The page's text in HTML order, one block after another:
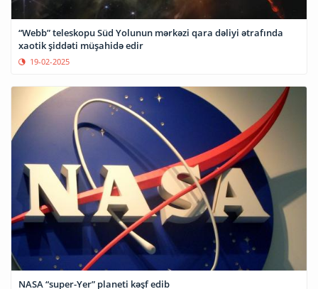
“Webb” teleskopu Süd Yolunun mərkəzi qara dəliyi ətrafında
xaotik şiddəti müşahidə edir
19-02-2025
NASA “super-Yer” planeti kəşf edib